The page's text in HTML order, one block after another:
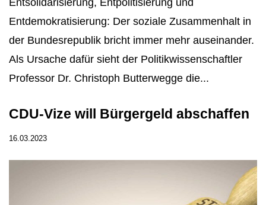
Entdemokratisierung: Der soziale Zusammenhalt in
der Bundesrepublik bricht immer mehr auseinander.
Als Ursache dafür sieht der Politikwissenschaftler
Professor Dr. Christoph Butterwegge die...
CDU-Vize will Bürgergeld abschaffen
16.03.2023